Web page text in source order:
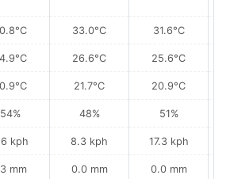
54%
kph
mm
33.0°C
26.6°C
21.7°C
48%
8.3 kph
0.0 mm
31.6°C
25.6°C
20.9°C
51%
17.3 kph
0.0 mm